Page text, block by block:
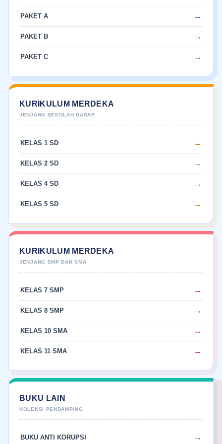
PAKET A
PAKET B
PAKET C
KURIKULUM MERDEKA
KELAS 1 SD
KELAS 2 SD
KELAS 4 SD
KELAS 5 SD
KURIKULUM MERDEKA
KELAS 7 SMP
KELAS 8 SMP
KELAS 10 SMA
KELAS 11 SMA
BUKU LAIN
BUKU ANTI KORUPSI